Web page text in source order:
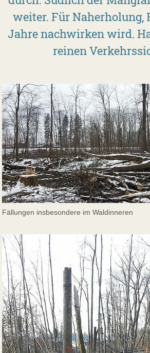
weiter. Für Naherholung,
Jahre nachwirken wird.
reinen
Fällungen insbesondere im Waldinneren